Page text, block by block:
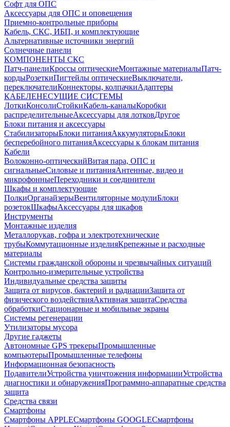
Софт для ОПС
Аксессуары для ОПС и оповещения
Приемно-контрольные приборы
Кабель, СКС, ИБП, и комплектующие
Альтернативные источники энергий
Солнечные панели
КОМПОНЕНТЫ СКС
Патч-панелиКроссы оптическиеМонтажные материалыПатч-
кордыРозеткиПигтейлы оптическиеВыключатели,
переключателиКоннекторы, колпачкиАдаптеры
КАБЕЛЕНЕСУЩИЕ СИСТЕМЫ
ЛоткиКонсолиСтойкиКабель-каналыКоробки
распределительныеАксессуары для лотковДругое
Блоки питания и аксессуары
СтабилизаторыБлоки питанияАккумуляторыБлоки
бесперебойного питанияАксессуары к блокам питания
Кабели
Волоконно-оптическийВитая пара, ОПС и
сигнальныеСиловые и питанияАнтенные, видео и
микрофонныеПереходники и соединители
Шкафы и комплектующие
ПолкиОрганайзерыВентиляторные модулиБлоки
розетокШкафыАксессуары для шкафов
Инструменты
Монтажные изделия
Металлорукав, гофра и электротехнические
трубыКоммутационные изделияКрепежные и расходные
материалы
Системы гражданской обороны и чрезвычайных ситуаций
Контрольно-измерительные устройства
Индивидуальные средства защиты
Защита от вирусов, бактерий и радиацииЗащита от
физического воздействияАктивная защитаСредства
обработкиСтационарные и мобильные экраны
Системы регенерации
Утилизаторы мусора
Другие гаджеты
Автономные GPS трекерыПромышленные
компьютерыПромышленные телефоны
Информационная безопасность
ПодавителиУстройства уничтожения информацииУстройства
диагностики и обнаруженияПрограммно-аппаратные средства
защита
Средства связи
Смартфоны
Смартфоны APPLEСмартфоны GOOGLEСмартфоны